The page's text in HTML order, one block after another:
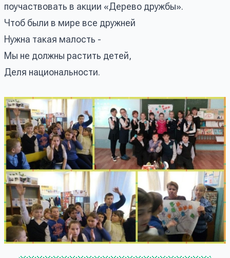
поучаствовать в акции «Дерево дружбы».
Чтоб были в мире все дружней
Нужна такая малость -
Мы не должны растить детей,
Деля национальности.